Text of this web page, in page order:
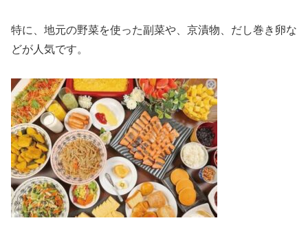
特に、地元の野菜を使った副菜や、京漬物、だし巻き卵な
どが人気です。